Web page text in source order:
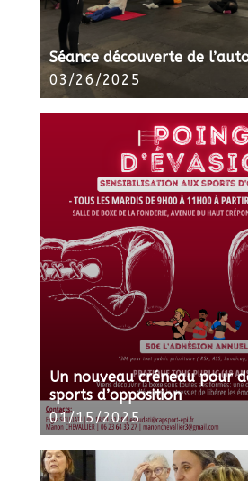
Séance découverte de
03/26/2025
Un nouveau créneau pour
sports d’opposition
01/15/2025